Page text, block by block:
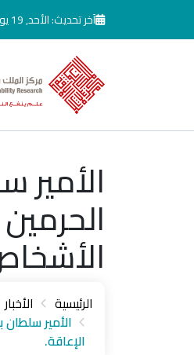
تجاوز إلى المحتوى الرئيسيآخر تحديث: الأحد, 19 يوليو 2026
الرئيسية
الأخبار
الأمير
الإعاقة.